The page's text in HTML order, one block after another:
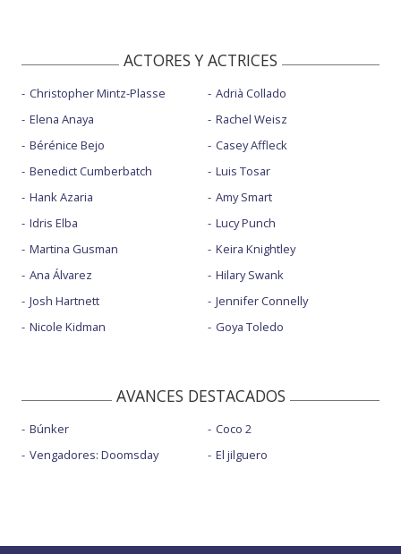
ACTORES Y ACTRICES
Christopher Mintz-Plasse
Elena Anaya
Bérénice Bejo
Benedict Cumberbatch
Hank Azaria
Idris Elba
Martina Gusman
Ana Álvarez
Josh Hartnett
Nicole Kidman
Adrià Collado
Rachel Weisz
Casey Affleck
Luis Tosar
Amy Smart
Lucy Punch
Keira Knightley
Hilary Swank
Jennifer Connelly
Goya Toledo
AVANCES DESTACADOS
Búnker
Vengadores: Doomsday
Coco 2
El jilguero